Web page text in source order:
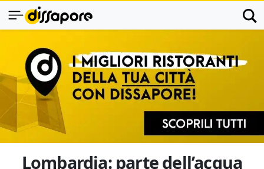
Lombardia: parte dell’acqua